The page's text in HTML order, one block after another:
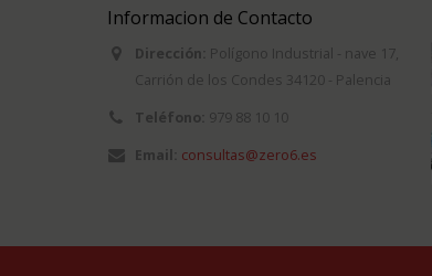
Informacion de Contacto
Dirección: Polígono Industrial - nave 17,
Carrión de los Condes 34120 - Palencia
Teléfono: 979 88 10 10
Email: consultas@zero6.es